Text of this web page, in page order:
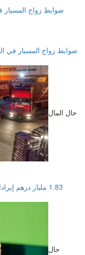
حال المال
حال